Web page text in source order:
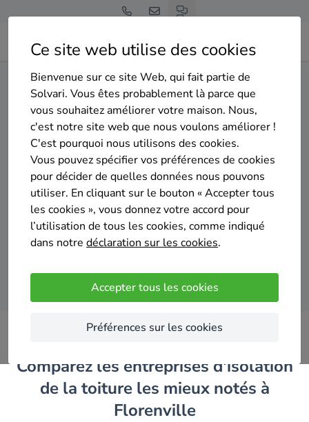
Ce site web utilise des cookies
Bienvenue sur ce site Web, qui fait partie de
Solvari. Vous êtes probablement là parce que
vous souhaitez améliorer votre maison. Nous,
c'est notre site web que nous voulons améliorer !
C'est pourquoi nous utilisons des cookies.
Vous pouvez spécifier vos préférences de cookies
pour décider de quelles données nous pouvons
utiliser. En cliquant sur le bouton « Accepter tous
les cookies », vous donnez votre accord pour
l’utilisation de tous les cookies, comme indiqué
dans notre déclaration sur les cookies.
Accepter tous les cookies
Préférences sur les cookies
Home Isolation de la toiture Luxembourg Florenville
Gratuit et sans engagement
Top 20 des entreprises
d'isolation de la toiture à
Florenville
Comparer des devis
Comparez les entreprises d'isolation
de la toiture les mieux notés à
Florenville